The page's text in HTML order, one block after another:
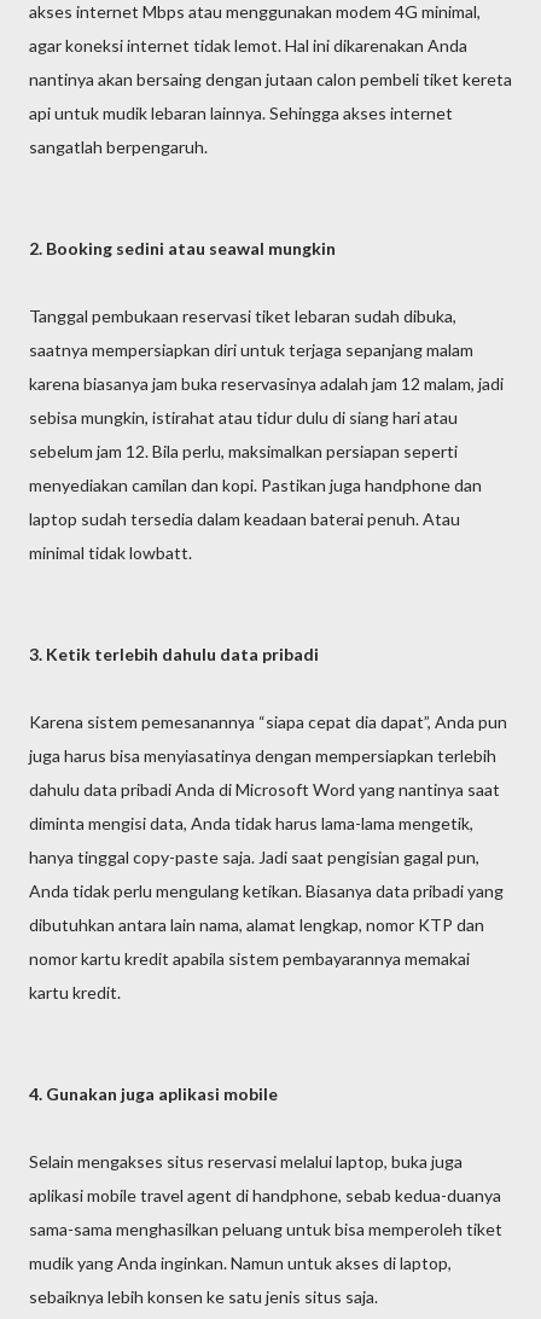
akses internet Mbps atau menggunakan modem 4G minimal,
agar koneksi internet tidak lemot. Hal ini dikarenakan Anda
nantinya akan bersaing dengan jutaan calon pembeli tiket kereta
api untuk mudik lebaran lainnya. Sehingga akses internet
sangatlah berpengaruh.
2. Booking sedini atau seawal mungkin
Tanggal pembukaan reservasi tiket lebaran sudah dibuka,
saatnya mempersiapkan diri untuk terjaga sepanjang malam
karena biasanya jam buka reservasinya adalah jam 12 malam, jadi
sebisa mungkin, istirahat atau tidur dulu di siang hari atau
sebelum jam 12. Bila perlu, maksimalkan persiapan seperti
menyediakan camilan dan kopi. Pastikan juga handphone dan
laptop sudah tersedia dalam keadaan baterai penuh. Atau
minimal tidak lowbatt.
3. Ketik terlebih dahulu data pribadi
Karena sistem pemesanannya “siapa cepat dia dapat”, Anda pun
juga harus bisa menyiasatinya dengan mempersiapkan terlebih
dahulu data pribadi Anda di Microsoft Word yang nantinya saat
diminta mengisi data, Anda tidak harus lama-lama mengetik,
hanya tinggal copy-paste saja. Jadi saat pengisian gagal pun,
Anda tidak perlu mengulang ketikan. Biasanya data pribadi yang
dibutuhkan antara lain nama, alamat lengkap, nomor KTP dan
nomor kartu kredit apabila sistem pembayarannya memakai
kartu kredit.
4. Gunakan juga aplikasi mobile
Selain mengakses situs reservasi melalui laptop, buka juga
aplikasi mobile travel agent di handphone, sebab kedua-duanya
sama-sama menghasilkan peluang untuk bisa memperoleh tiket
mudik yang Anda inginkan. Namun untuk akses di laptop,
sebaiknya lebih konsen ke satu jenis situs saja.